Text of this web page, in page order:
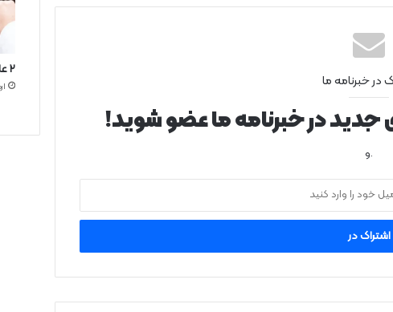
در خبرنامه ما
جدید در خبرنامه ما عضو شوید!
.و
۲ علت شایع‌ کم‌شنوایی